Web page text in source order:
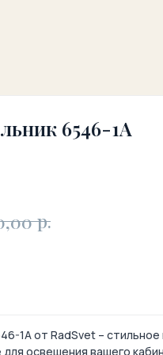
6546-1А
р.
1А от RadSvet – стильное
освещения вашего